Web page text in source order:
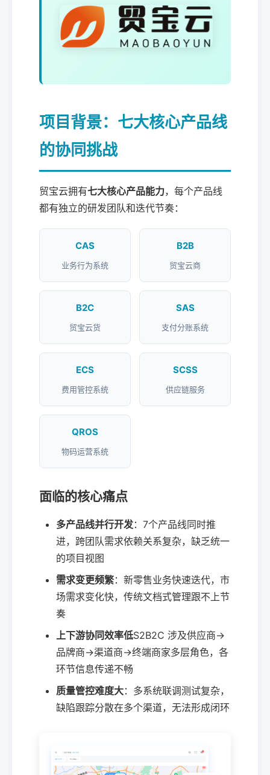
项目背景：七大核心产品线
的协同挑战
贸宝云拥有七大核心产品能力，每个产品线
都有独立的研发团队和迭代节奏：
CAS
业务行为系统
B2B
贸宝云商
B2C
贸宝云货
SAS
支付分账系统
ECS
费用管控系统
SCSS
供应链服务
QROS
物码运营系统
面临的核心痛点
多产品线并行开发：7个产品线同时推
进，跨团队需求依赖关系复杂，缺乏统一
的项目视图
需求变更频繁：新零售业务快速迭代，市
场需求变化快，传统文档式管理跟不上节
奏
上下游协同效率低S2B2C 涉及供应商→
品牌商→渠道商→终端商家多层角色，各
环节信息传递不畅
质量管控难度大：多系统联调测试复杂，
缺陷跟踪分散在多个渠道，无法形成闭环